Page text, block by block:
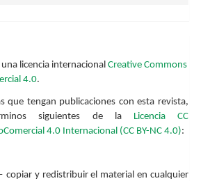
licencia internacional Creative Commons
4.0.
que tengan publicaciones con esta revista,
siguientes de la Licencia CC
4.0 Internacional (CC BY-NC 4.0):
copiar y redistribuir el material en cualquier